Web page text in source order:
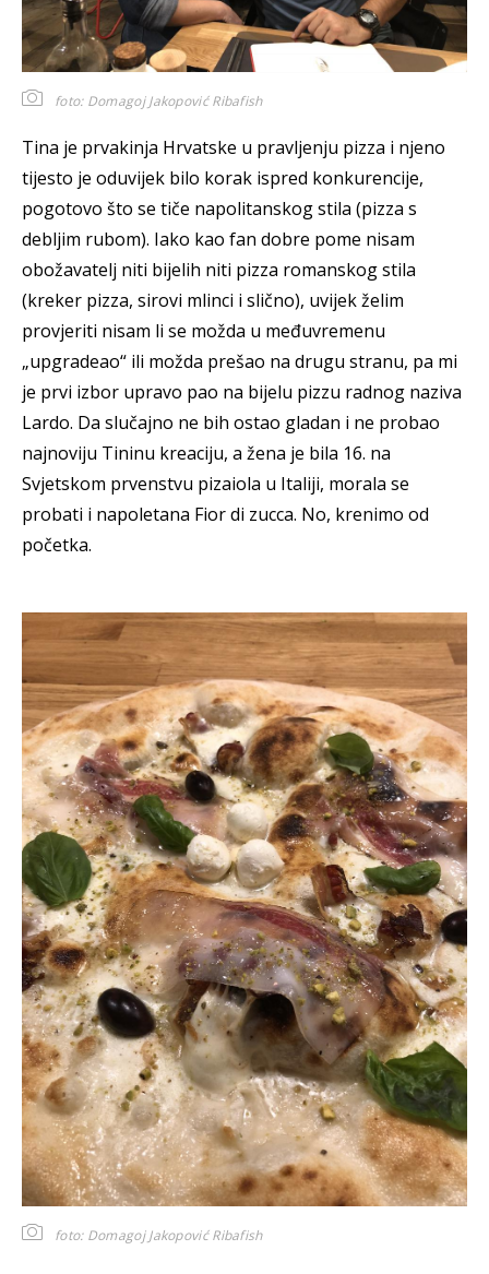
foto: Domagoj Jakopović Ribafish
Tina je prvakinja Hrvatske u pravljenju pizza i njeno
tijesto je oduvijek bilo korak ispred konkurencije,
pogotovo što se tiče napolitanskog stila (pizza s
debljim rubom). Iako kao fan dobre pome nisam
obožavatelj niti bijelih niti pizza romanskog stila
(kreker pizza, sirovi mlinci i slično), uvijek želim
provjeriti nisam li se možda u međuvremenu
„upgradeao“ ili možda prešao na drugu stranu, pa mi
je prvi izbor upravo pao na bijelu pizzu radnog naziva
Lardo. Da slučajno ne bih ostao gladan i ne probao
najnoviju Tininu kreaciju, a žena je bila 16. na
Svjetskom prvenstvu pizaiola u Italiji, morala se
probati i napoletana Fior di zucca. No, krenimo od
početka.
foto: Domagoj Jakopović Ribafish